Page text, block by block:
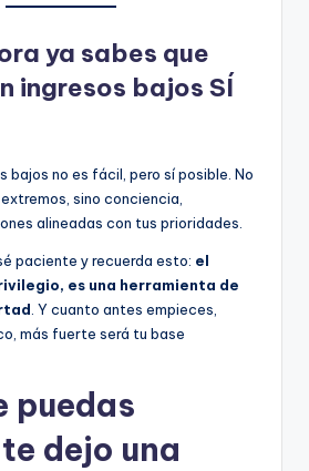
ya sabes que
ingresos bajos SÍ
bajos no es fácil, pero sí posible. No
sino conciencia,
alineadas con tus prioridades.
paciente y recuerda esto: el
es una herramienta de
. Y cuanto antes empieces,
más fuerte será tu base
puedas
dejo una